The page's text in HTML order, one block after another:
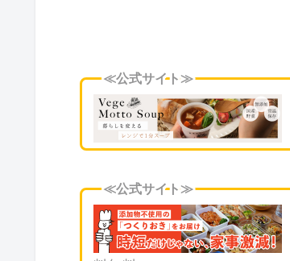
≪公式サイト≫
≪公式サイト≫